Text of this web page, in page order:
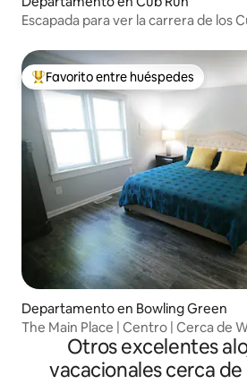
Escapada para ver la carrera de los
De los mejores en Favorito entre
Favorito entre huéspedes
Departamento en Bowling Green
The Main Place | Centro | Cerca de
Otros excelentes
vacacionales cerca